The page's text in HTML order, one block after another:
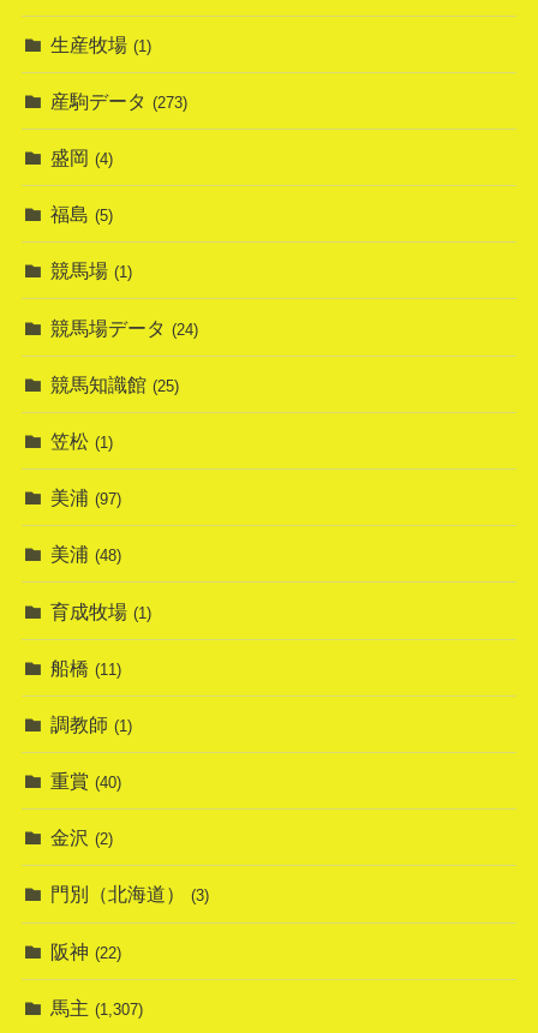
生産牧場 (1)
産駒データ (273)
盛岡 (4)
福島 (5)
競馬場 (1)
競馬場データ (24)
競馬知識館 (25)
笠松 (1)
美浦 (97)
美浦 (48)
育成牧場 (1)
船橋 (11)
調教師 (1)
重賞 (40)
金沢 (2)
門別（北海道） (3)
阪神 (22)
馬主 (1,307)